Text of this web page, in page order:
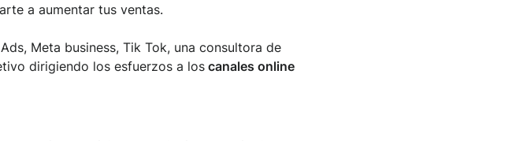
a aumentar tus ventas.
Meta business, Tik Tok, una consultora de
dirigiendo los esfuerzos a los canales online